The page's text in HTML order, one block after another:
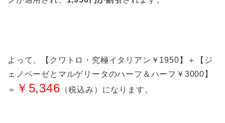
よって、【クワトロ・究極イタリアン￥1950】＋【ジ
ェノベーゼとマルゲリータのハーフ＆ハーフ￥3000】
＝
￥5,346 （税込み）になります。